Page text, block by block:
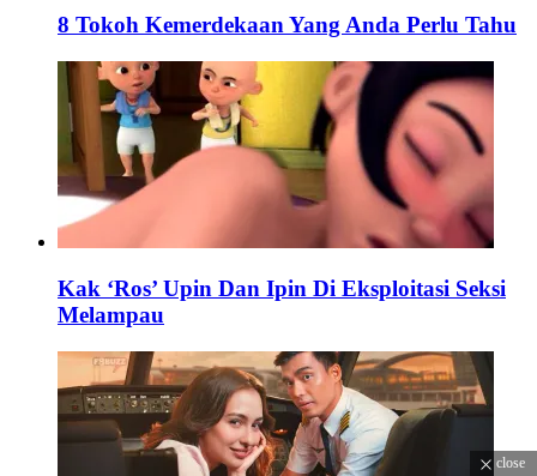
8 Tokoh Kemerdekaan Yang Anda Perlu Tahu
Kak ‘Ros’ Upin Dan Ipin Di Eksploitasi Seksi
Melampau
close